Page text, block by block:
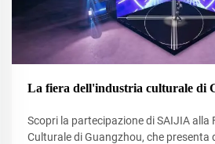
La fiera dell'industria culturale di
Scopri la partecipazione di SAIJIA alla
Culturale di Guangzhou, che presenta